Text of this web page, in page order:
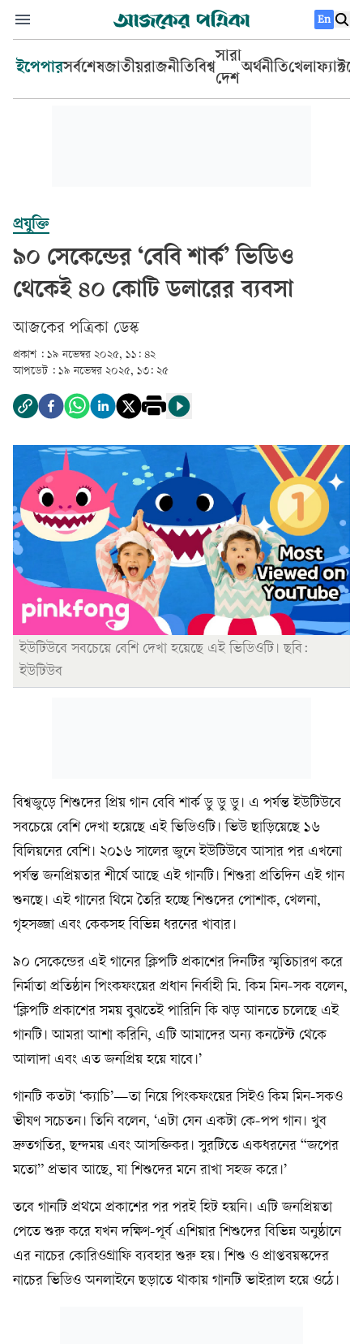
En
ইপেপারসর্বশেষজাতীয়রাজনীতিবিশ্ব
সারা
দেশ
অর্থনীতিখেলা
প্রযুক্তি
৯০ সেকেন্ডের ‘বেবি শার্ক’ ভিডিও
থেকেই ৪০ কোটি ডলারের ব্যবসা
আজকের পত্রিকা ডেস্ক­
প্রকাশ : ১৯ নভেম্বর ২০২৫, ১১: ৪২
আপডেট : ১৯ নভেম্বর ২০২৫, ১৩: ২৫
ইউটিউবে সবচেয়ে বেশি দেখা হয়েছে এই ভিডিওটি। ছবি:
ইউটিউব
বিশ্বজুড়ে শিশুদের প্রিয় গান বেবি শার্ক ডু ডু ডু। এ পর্যন্ত ইউটিউবে
সবচেয়ে বেশি দেখা হয়েছে এই ভিডিওটি। ভিউ ছাড়িয়েছে ১৬
বিলিয়নের বেশি। ২০১৬ সালের জুনে ইউটিউবে আসার পর এখনো
পর্যন্ত জনপ্রিয়তার শীর্ষে আছে এই গানটি। শিশুরা প্রতিদিন এই গান
শুনছে। এই গানের থিমে তৈরি হচ্ছে শিশুদের পোশাক, খেলনা,
গৃহসজ্জা এবং কেকসহ বিভিন্ন ধরনের খাবার।
৯০ সেকেন্ডের এই গানের ক্লিপটি প্রকাশের দিনটির স্মৃতিচারণ করে
নির্মাতা প্রতিষ্ঠান পিংকফংয়ের প্রধান নির্বাহী মি. কিম মিন-সক বলেন,
‘ক্লিপটি প্রকাশের সময় বুঝতেই পারিনি কি ঝড় আনতে চলেছে এই
গানটি। আমরা আশা করিনি, এটি আমাদের অন্য কনটেন্ট থেকে
আলাদা এবং এত জনপ্রিয় হয়ে যাবে।’
গানটি কতটা ‘ক্যাচি’—তা নিয়ে পিংকফংয়ের সিইও কিম মিন-সকও
ভীষণ সচেতন। তিনি বলেন, ‘এটা যেন একটা কে-পপ গান। খুব
দ্রুতগতির, ছন্দময় এবং আসক্তিকর। সুরটিতে একধরনের “জপের
মতো” প্রভাব আছে, যা শিশুদের মনে রাখা সহজ করে।’
তবে গানটি প্রথমে প্রকাশের পর পরই হিট হয়নি। এটি জনপ্রিয়তা
পেতে শুরু করে যখন দক্ষিণ-পূর্ব এশিয়ার শিশুদের বিভিন্ন অনুষ্ঠানে
এর নাচের কোরিওগ্রাফি ব্যবহার শুরু হয়। শিশু ও প্রাপ্তবয়স্কদের
নাচের ভিডিও অনলাইনে ছড়াতে থাকায় গানটি ভাইরাল হয়ে ওঠে।